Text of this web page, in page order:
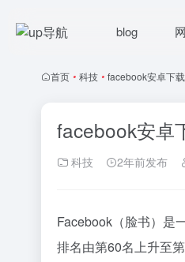
blog
首页 • 科技 • facebook安卓下
facebook安卓
科技 2年前发布
Facebook（脸书）是
排名由第60名上升至